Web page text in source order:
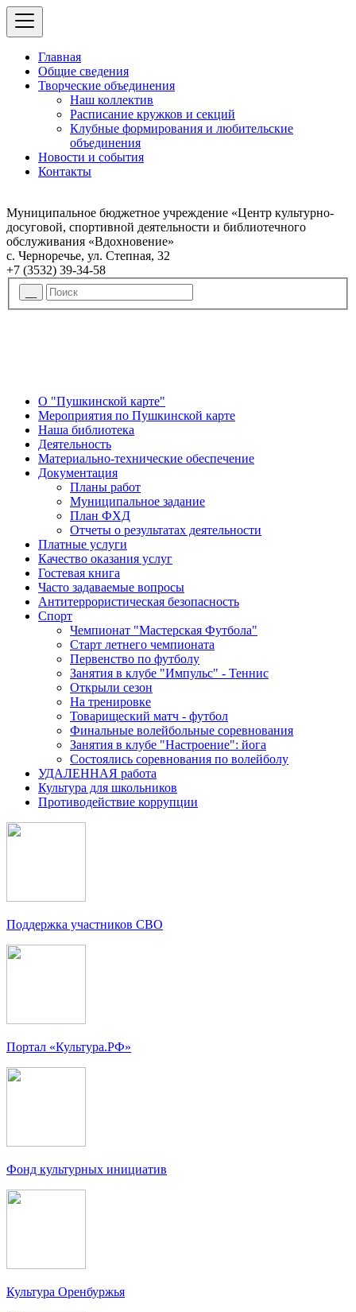
Главная
Общие сведения
Творческие объединения
Наш коллектив
Расписание кружков и секций
Клубные формирования и любительские
объединения
Новости и события
Контакты
Муниципальное бюджетное учреждение «Центр культурно-
досуговой, спортивной деятельности и библиотечного
обслуживания «Вдохновение»
с. Черноречье, ул. Степная, 32
+7 (3532) 39-34-58
О "Пушкинской карте"
Мероприятия по Пушкинской карте
Наша библиотека
Деятельность
Материально-технические обеспечение
Документация
Планы работ
Муниципальное задание
План ФХД
Отчеты о результатах деятельности
Платные услуги
Качество оказания услуг
Гостевая книга
Часто задаваемые вопросы
Антитеррористическая безопасность
Спорт
Чемпионат "Мастерская Футбола"
Старт летнего чемпионата
Первенство по футболу
Занятия в клубе "Импульс" - Теннис
Открыли сезон
На тренировке
Товарищеский матч - футбол
Финальные волейбольные соревнования
Занятия в клубе "Настроение": йога
Состоялись соревнования по волейболу
УДАЛЕННАЯ работа
Культура для школьников
Противодействие коррупции
Поддержка участников СВО
Портал «Культура.РФ»
Фонд культурных инициатив
Культура Оренбуржья